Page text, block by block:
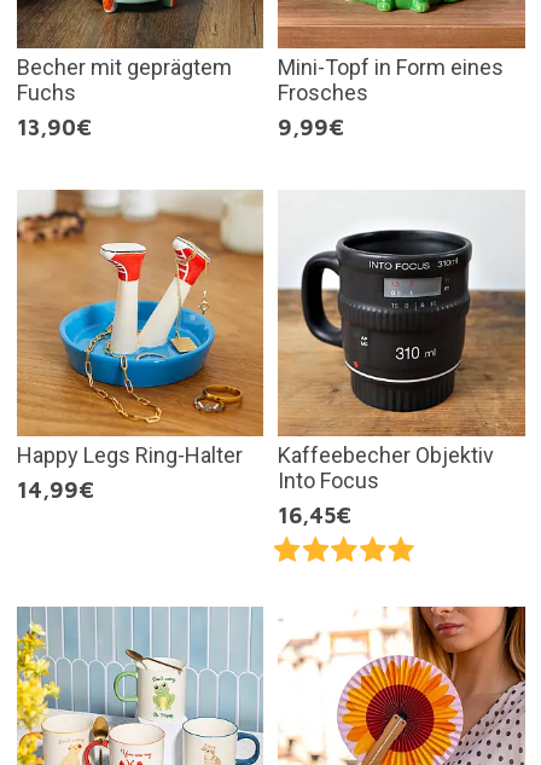
Becher mit geprägtem
Fuchs
13,90€
Mini-Topf in Form eines
Frosches
9,99€
Happy Legs Ring-Halter
14,99€
Kaffeebecher Objektiv
Into Focus
16,45€